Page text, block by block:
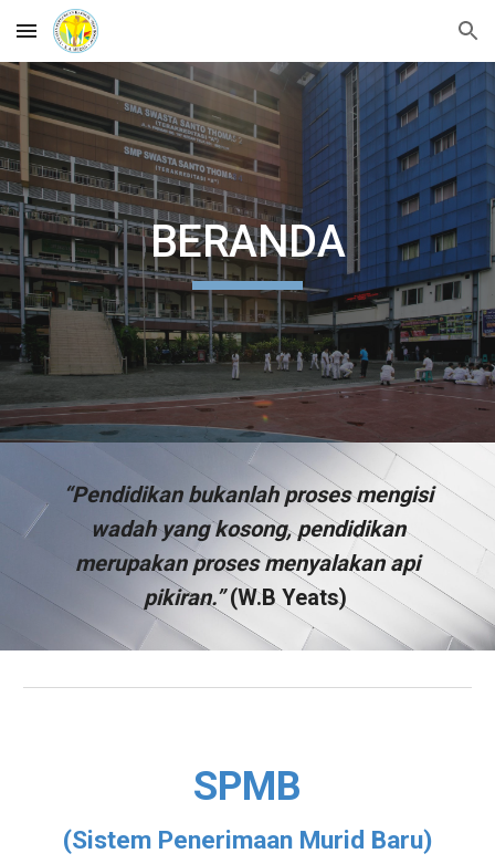
Skip to main content Skip to navigation
BERANDA
“Pendidikan bukanlah proses mengisi
wadah yang kosong, pendidikan
merupakan proses menyalakan api
pikiran.”(W.B Yeats)
SPMB
(Sistem Penerimaan Murid Baru)